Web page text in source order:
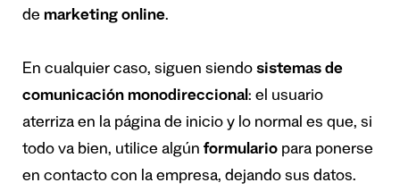
de marketing online.
En cualquier caso, siguen siendo sistemas de
comunicación monodireccional: el usuario
aterriza en la página de inicio y lo normal es que, si
todo va bien, utilice algún formulario para ponerse
en contacto con la empresa, dejando sus datos.